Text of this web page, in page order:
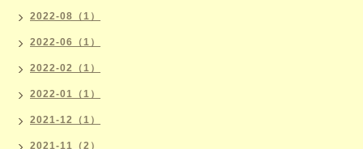
2022-08（1）
2022-06（1）
2022-02（1）
2022-01（1）
2021-12（1）
2021-11（2）